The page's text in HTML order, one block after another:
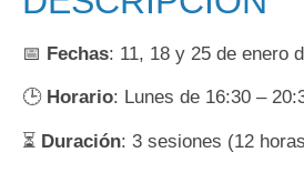
📅 Fechas: 11, 18 y 25 de enero
🕒 Horario: Lunes de 16:30 –
⏳ Duración: 3 sesiones (12